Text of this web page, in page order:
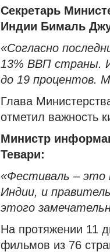
Секретарь
Индии Бималь
«Согласно
13% ВВП страны.
до 19 процентов.
Глава
отметил важность
Министр
Тевари:
«Фестиваль – это
Индии, и
этого
На протяжении 11
фильмов из 76